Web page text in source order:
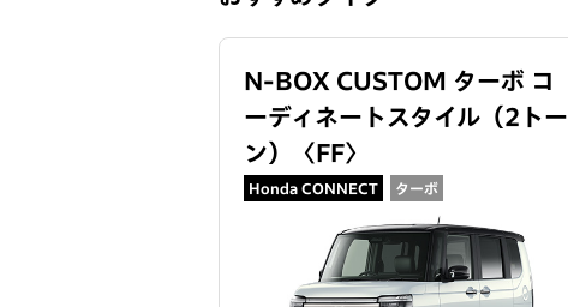
N-BOX CUSTOM ターボ コ
ーディネートスタイル（2トー
ン）
〈FF〉
Honda CONNECT ターボ